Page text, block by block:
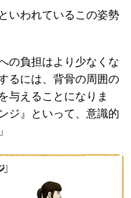
いわれているこの姿勢
の負担はより少なくな
るには、背骨の周囲の
与えることになりま
ジ』といって、意識的